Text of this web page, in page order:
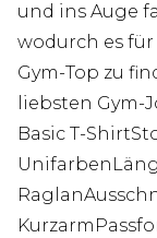
und ins Auge
wodurch es
Gym-Top zu
liebsten Gym-
Basic T-